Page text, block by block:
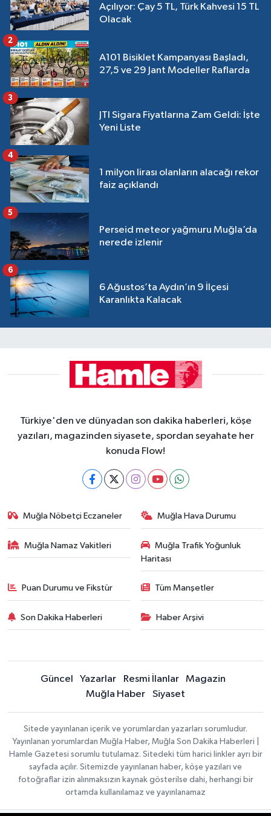
Açılıyor: Çay 5 TL, Türk Kahvesi 15 TL
Olacak
A101 Bisiklet Kampanyası Başladı,
27,5 ve 29 Jant Modeller Raflarda
2
JTI Sigara Fiyatlarına Zam Geldi: İşte
Yeni Liste
3
1 milyon lirası olanların alacağı rekor
faiz açıklandı
4
Perseid meteor yağmuru Muğla’da
nerede izlenir
5
6 Ağustos’ta Aydın’ın 9 İlçesi
Karanlıkta Kalacak
6
Türkiye'den ve dünyadan son dakika haberleri, köşe
yazıları, magazinden siyasete, spordan seyahate her
konuda Flow!
Muğla Nöbetçi Eczaneler Muğla Hava Durumu
Muğla Namaz Vakitleri
Muğla Trafik Yoğunluk
Haritası
Puan Durumu ve Fikstür Tüm Manşetler
Son Dakika Haberleri Haber Arşivi
Güncel Yazarlar Resmi İlanlar
Magazin
Muğla Haber
Siyaset
Sitede yayınlanan içerik ve yorumlardan yazarları sorumludur.
Yayınlanan yorumlardan Muğla Haber, Muğla Son Dakika Haberleri |
Hamle Gazetesi sorumlu tutulamaz. Sitedeki tüm harici linkler ayrı bir
sayfada açılır. Sitemizde yayınlanan haber, köşe yazıları ve
fotoğraflar izin alınmaksızın kaynak gösterilse dahi, herhangi bir
ortamda kullanılamaz ve yayınlanamaz